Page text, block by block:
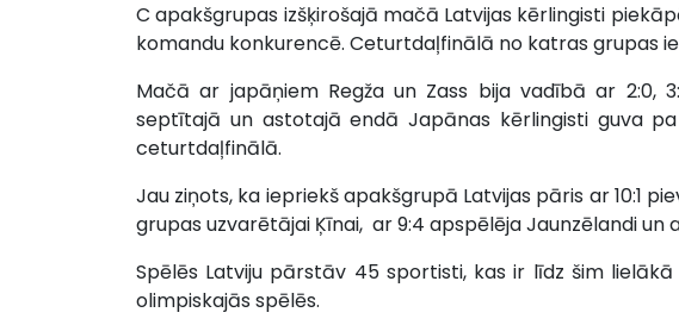
C apakšgrupas izšķirošajā mačā Latvijas kērlingisti
komandu konkurencē. Ceturtdaļfinālā no katras grupas
Mačā ar japāņiem Regža un Zass bija vadībā ar 2:0,
septītajā un astotajā endā Japānas kērlingisti guva
ceturtdaļfinālā.
Jau ziņots, ka iepriekš apakšgrupā Latvijas pāris ar 10:1
grupas uzvarētājai Ķīnai, ar 9:4 apspēlēja Jaunzēlandi un
Spēlēs Latviju pārstāv 45 sportisti, kas ir līdz šim lielākā
olimpiskajās spēlēs.